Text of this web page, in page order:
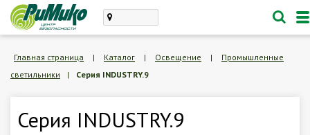
Каталог
Личный кабинет
Главная страница | Каталог | Освещение |
Промышленные
светильники
| Серия INDUSTRY.9
Серия INDUSTRY.9